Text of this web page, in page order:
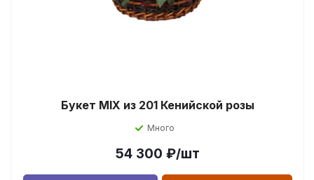
Букет MIX из 201 Кенийской розы
Много
54 300 ₽/шт